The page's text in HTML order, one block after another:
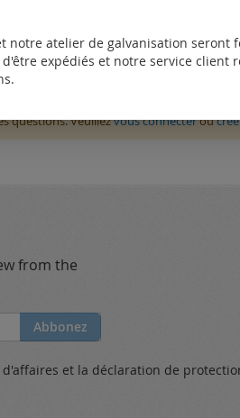
questions. Veuillezvous connecterou
from the
Abbonez
d'affaires et la déclaration de
notre atelier de galvanisation seront
expédiés et notre service client